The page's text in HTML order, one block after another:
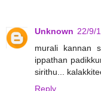
Unknown 22/9/
murali kannan
ippathan
sirithu...
Reply